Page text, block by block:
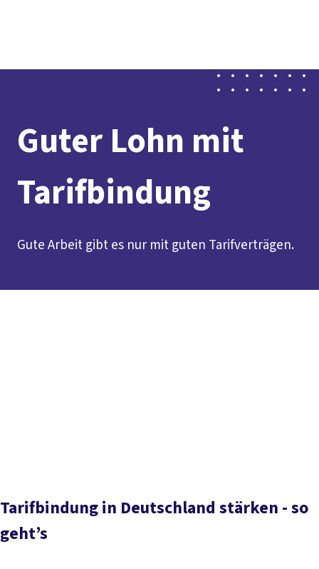
Mitmachen Politik
Guter Lohn mit
Tarifbindung
Gute Arbeit gibt es nur mit guten Tarifverträgen.
Tarifbindung in Deutschland stärken - so
geht’s